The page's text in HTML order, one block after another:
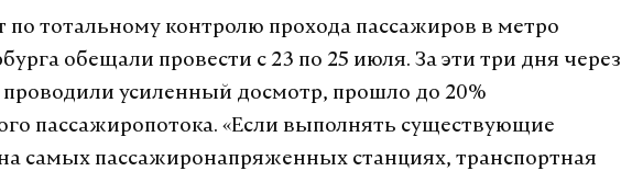
по тотальному контролю прохода пассажиров в метро
обещали провести с 23 по 25 июля. За эти три дня через
проводили усиленный досмотр, прошло до 20%
пассажиропотока. «Если выполнять существующие
самых пассажиронапряженных станциях, транспортная